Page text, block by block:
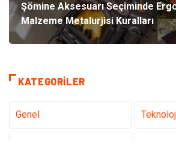
Şömine Aksesuarı Seçiminde
Malzeme Metalurjisi Kuralları
KATEGORILER
Genel